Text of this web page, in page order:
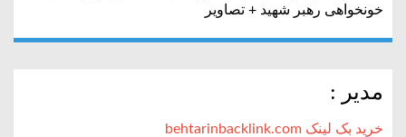
خونخواهی رهبر شهید + تصاویر
مدیر :
خرید بک لینک behtarinbacklink.com